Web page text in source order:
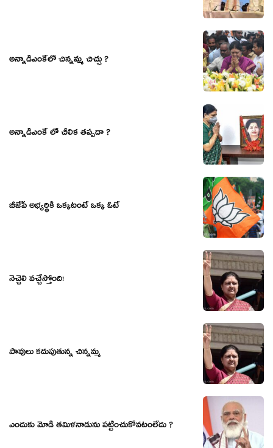
అన్నాడీఎంకేలో చిన్నమ్మ చిచ్చు ?
అన్నాడీఎంకే లో చీలిక తప్పదా ?
బీజేపీ అభ్యర్థికి ఒక్కటంటే ఒక్క ఓటే
నెచ్చెలి వ‌చ్చేస్తోంది!
పావులు కదుపుతున్న చిన్నమ్మ
ఎందుకు మోడి తమిళనాడును పట్టించుకోవటంలేదు ?